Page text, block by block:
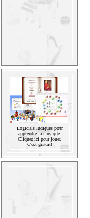
Logiciels ludiques pour
apprendre la musique.
Cliquez ici pour jouer.
C'est gratuit!